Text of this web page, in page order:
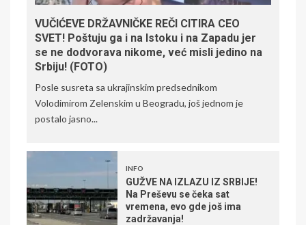
VUČIĆEVE DRŽAVNIČKE REČI CITIRA CEO
SVET! Poštuju ga i na Istoku i na Zapadu jer
se ne dodvorava nikome, već misli jedino na
Srbiju! (FOTO)
Posle susreta sa ukrajinskim predsednikom
Volodimirom Zelenskim u Beogradu, još jednom je
postalo jasno...
INFO
GUŽVE NA IZLAZU IZ SRBIJE!
Na Preševu se čeka sat
vremena, evo gde još ima
zadržavanja!